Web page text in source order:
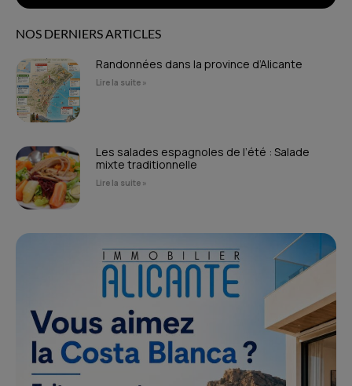
NOS DERNIERS ARTICLES
Randonnées dans la province d’Alicante
Lire la suite »
Les salades espagnoles de l’été : Salade
mixte traditionnelle
Lire la suite »